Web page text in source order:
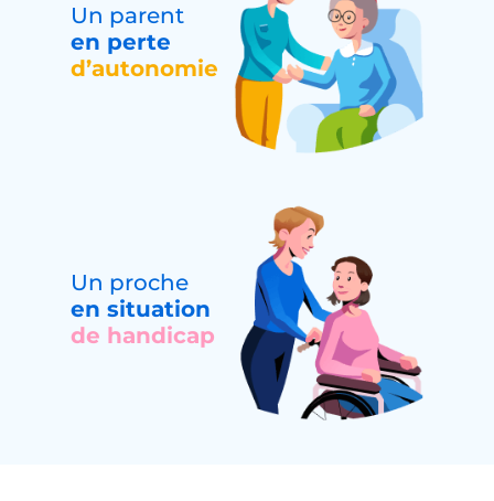
Un parent
en perte
d’autonomie
Un proche
en situation
de handicap